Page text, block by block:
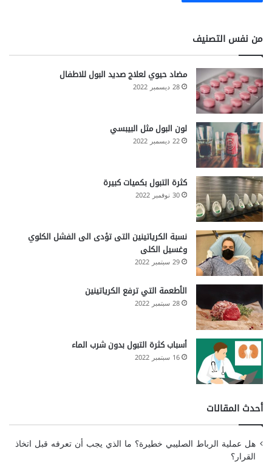
من نفس التصنيف
مضاد حيوي لعلاج صديد البول للاطفال
28 ديسمبر 2022
لون البول مثل البيبسي
22 ديسمبر 2022
كثرة التبول بكميات كبيرة
30 نوفمبر 2022
نسبة الكرياتينين التى تؤدى الى الفشل الكلوي
وغسيل الكلى
29 سبتمبر 2022
الأطعمة التي ترفع الكرياتينين
28 سبتمبر 2022
أسباب كثرة التبول بدون شرب الماء
16 سبتمبر 2022
أحدث المقالات
هل عملية الرباط الصليبي خطيرة؟ ما الذي يجب أن تعرفه قبل اتخاذ
القرار؟